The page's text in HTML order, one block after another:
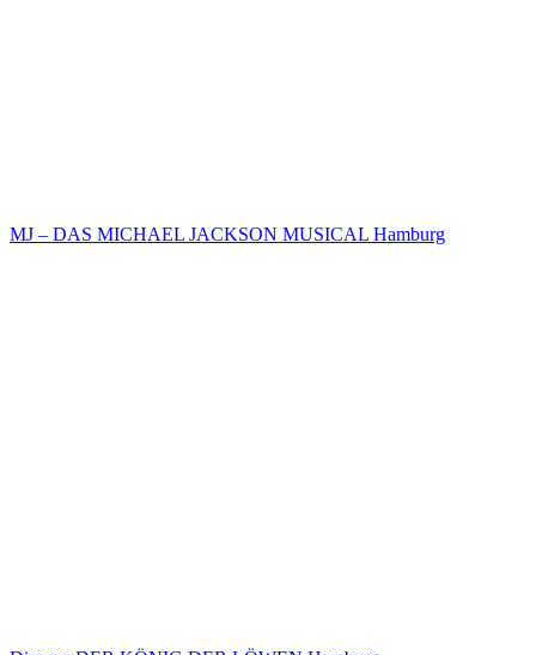
MJ – DAS MICHAEL JACKSON MUSICAL Hamburg